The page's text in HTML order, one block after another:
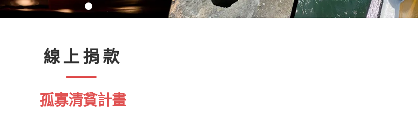
線上捐款
孤寡清貧計畫